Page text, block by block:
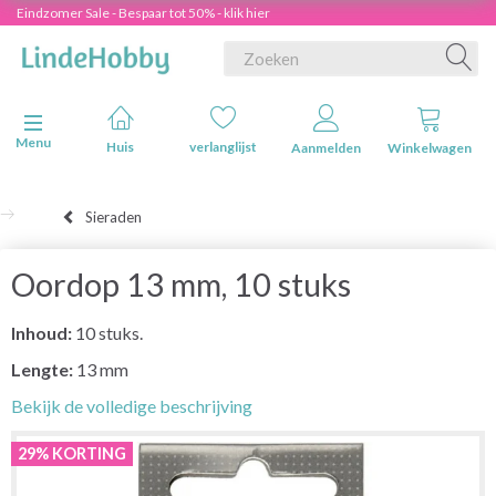
Eindzomer Sale - Bespaar tot 50% - klik hier
Navigatie in-/uitschakelen
Menu
Huis verlanglijst Aanmelden Winkelwagen
Sieraden
Oordop 13 mm, 10 stuks
Inhoud: 10 stuks.
Lengte: 13 mm
Bekijk de volledige beschrijving
29% KORTING